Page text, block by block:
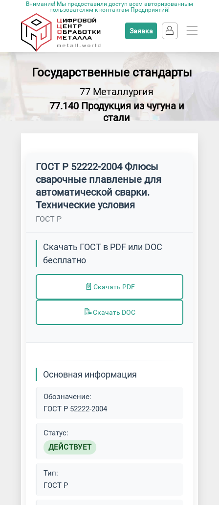
Внимание! Мы предоставили доступ всем авторизованным
пользователям к контактам Предприятий!
Заявка
Государственные стандарты
77 Металлургия
77.140 Продукция из чугуна и
стали
ГОСТ Р 52222-2004 Флюсы
сварочные плавленые для
автоматической сварки.
Технические условия
ГОСТ Р
Скачать ГОСТ в PDF или DOC
бесплатно
📄 Скачать PDF
📝Скачать DOC
Основная информация
Обозначение:
ГОСТ Р 52222-2004
Статус:
ДЕЙСТВУЕТ
Тип:
ГОСТ Р